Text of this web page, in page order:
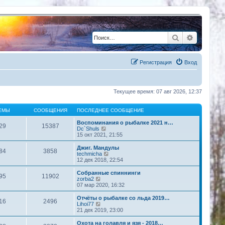
Поиск
Вход
Регистрация
Текущее время: 07 авг 2026, 12:37
СООБЩЕНИЯ ПОСЛЕДНЕЕ СООБЩЕНИЕ
29 15387
Воспоминания о рыбалке 2021 н…
Dc`Shuls
е
р
е
й
т
и
п
о
с
е
н
е
15 окт 2021, 21:55
3858
Джиг. Мандулы
techmicha
е
р
е
т
п
о
с
12 дек 2018, 22:54
11902
Собранные спиннинги
zorba2
е
р
е
й
т
07 мар 2020, 16:32
16 2496
Отчёты о рыбалке со льда 2019…
Lihoi77
е
р
е
21 дек 2019, 23:00
Охота на голавля и язя - 2018…